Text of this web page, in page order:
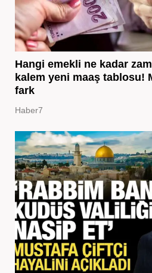
Hangi emekli ne kadar
kalem yeni maaş tablosu!
fark
Haber7